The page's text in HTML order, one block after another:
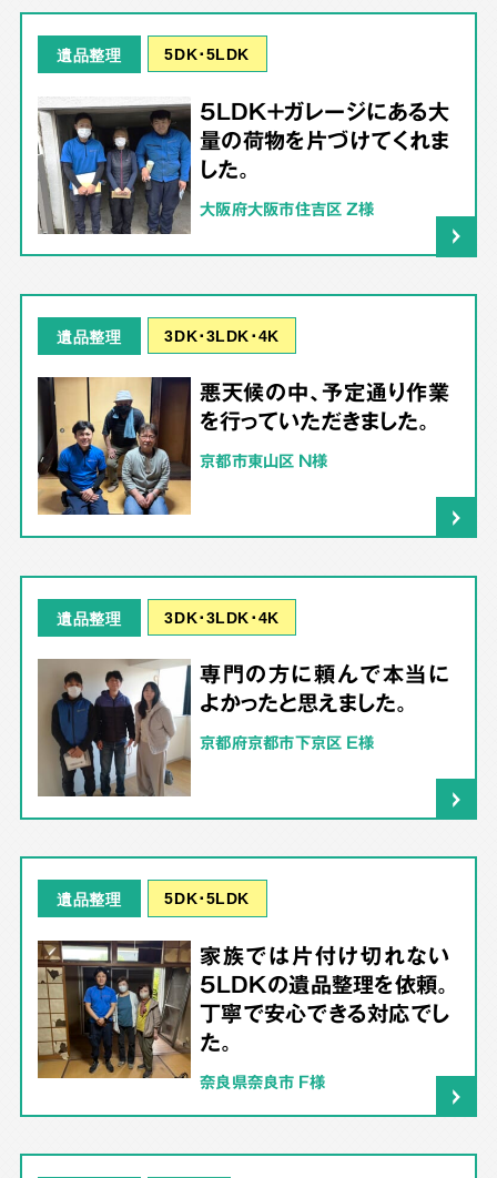
遺品整理 5DK･5LDK
5LDK＋ガレージにある大
量の荷物を片づけてくれま
した。
大阪府大阪市住吉区 Z様
遺品整理 3DK･3LDK･4K
悪天候の中、予定通り作業
を行っていただきました。
京都市東山区 N様
遺品整理 3DK･3LDK･4K
専門の方に頼んで本当に
よかったと思えました。
京都府京都市下京区 E様
遺品整理 5DK･5LDK
家族では片付け切れない
5LDKの遺品整理を依頼。
丁寧で安心できる対応でし
た。
奈良県奈良市 F様